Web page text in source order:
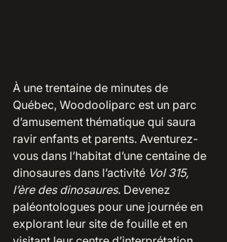
À une trentaine de minutes de
Québec, Woodooliparc est un parc
d’amusement thématique qui saura
ravir enfants et parents. Aventurez-
vous dans l’habitat d’une centaine de
dinosaures dans l’activité Vol 315,
l’ère des dinosaures. Devenez
paléontologues pour une journée en
explorant leur site de fouille et en